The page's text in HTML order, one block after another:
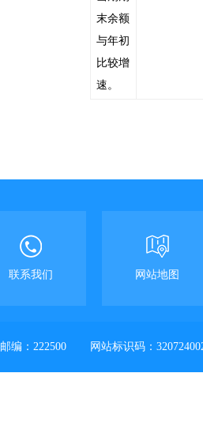
末余额
与年初
比较增
速。
联系我们 网站地图
邮编：222500 网站标识码：